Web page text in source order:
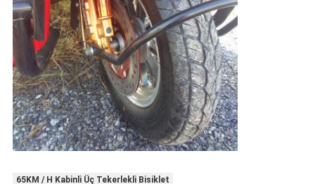
65KM / H Kabinli Üç Tekerlekli Bisiklet